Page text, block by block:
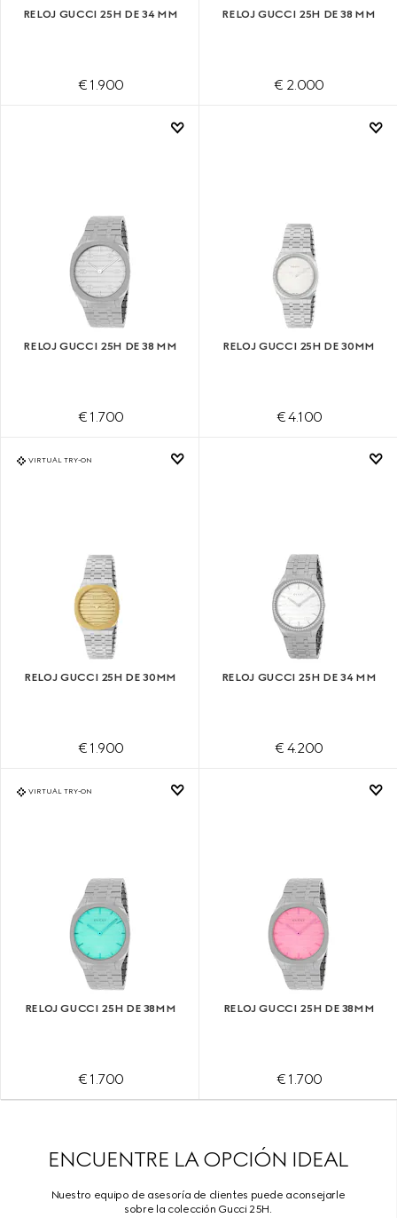
RELOJ GUCCI 25H DE 34 MM
€ 1.900
RELOJ GUCCI 25H DE 38 MM
€ 2.000
RELOJ GUCCI 25H DE 38 MM
€ 1.700
RELOJ GUCCI 25H DE 30MM
€ 4.100
VIRTUAL TRY-ON
RELOJ GUCCI 25H DE 30MM
€ 1.900
RELOJ GUCCI 25H DE 34 MM
€ 4.200
VIRTUAL TRY-ON
RELOJ GUCCI 25H DE 38MM
€ 1.700
RELOJ GUCCI 25H DE 38MM
€ 1.700
ENCUENTRE LA OPCIÓN IDEAL
Nuestro equipo de asesoría de clientes puede aconsejarle
sobre la colección Gucci 25H.